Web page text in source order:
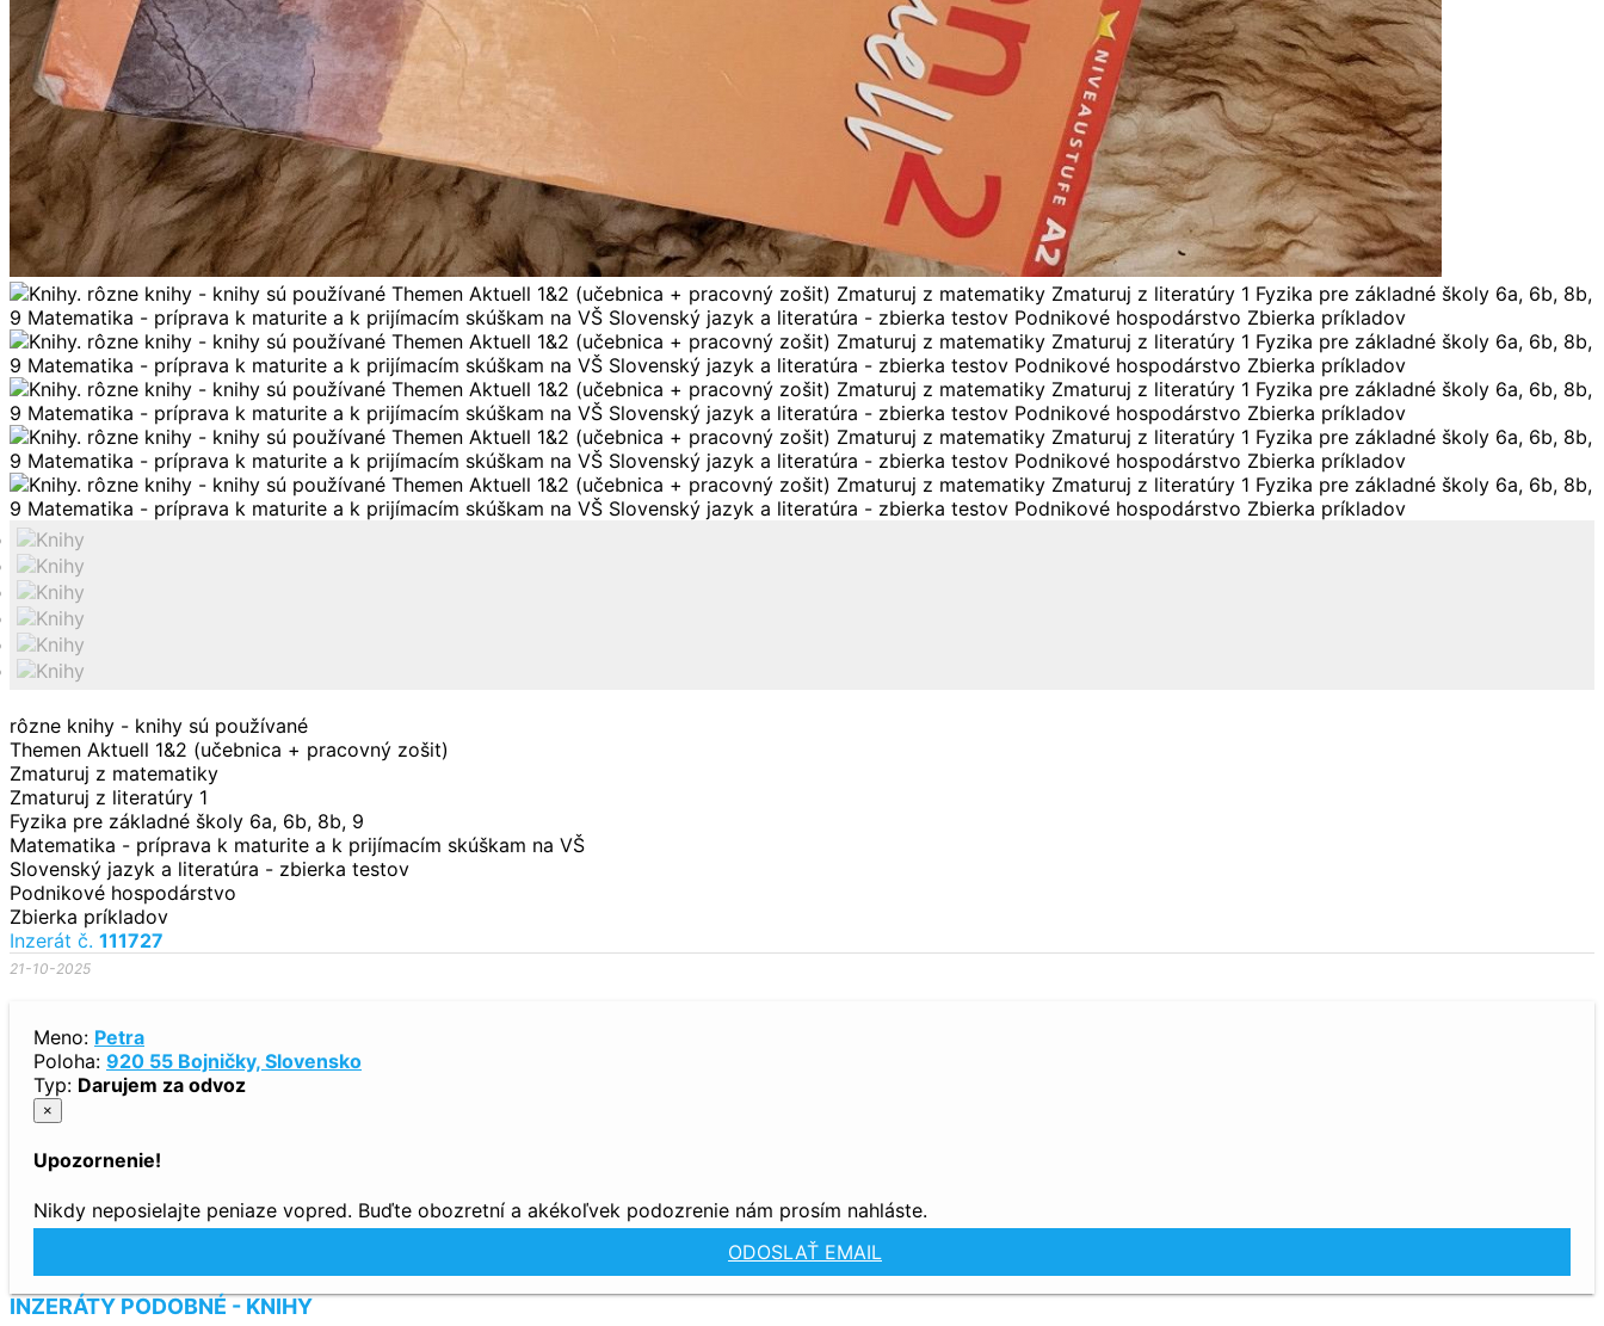
rôzne knihy - knihy sú používané
Themen Aktuell 1&2 (učebnica + pracovný zošit)
Zmaturuj z matematiky
Zmaturuj z literatúry 1
Fyzika pre základné školy 6a, 6b, 8b, 9
Matematika - príprava k maturite a k prijímacím skúškam na VŠ
Slovenský jazyk a literatúra - zbierka testov
Podnikové hospodárstvo
Zbierka príkladov
Inzerát č. 111727
21-10-2025
Meno: Petra
Poloha: 920 55 Bojničky, Slovensko
Typ: Darujem za odvoz
×
Upozornenie!
Nikdy neposielajte peniaze vopred. Buďte obozretní a akékoľvek podozrenie nám prosím nahláste.
ODOSLAŤ EMAIL
INZERÁTY PODOBNÉ - KNIHY